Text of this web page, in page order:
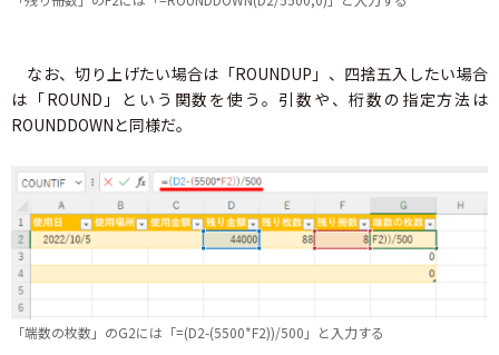
なお、切り上げたい場合は「ROUNDUP」、四捨五入したい場合
は「ROUND」という関数を使う。引数や、桁数の指定方法は
ROUNDDOWNと同様だ。
「端数の枚数」のG2には「=(D2-(5500*F2))/500」と入力する